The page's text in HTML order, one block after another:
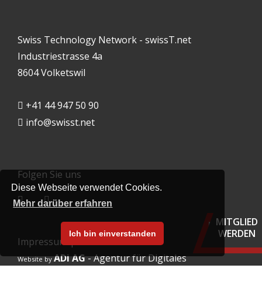
Diese Webseite verwendet Cookies.
Mehr darüber erfahren
Ich bin einverstanden
MITGLIED
WERDEN
Swiss Technology Network - swissT.net
Industriestrasse 4a
8604 Volketswil
+41 44 947 50 90
info@swisst.net
Folgen Sie uns
Impressum
Website byADi AG- Agentur für Digitales